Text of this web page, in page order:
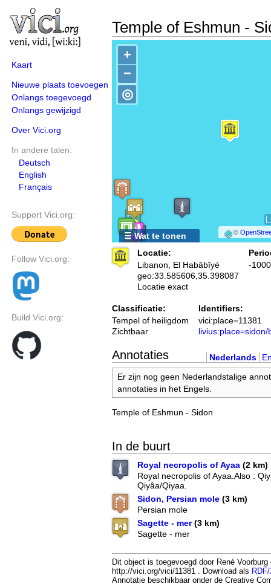
Kaart
Nieuwe plaats toevoegen
Onlangs toegevoegd
Onlangs gewijzigd
Over Vici.org
In andere talen:
Deutsch
English
Français
Support Vici.org:
Follow Vici.org:
Build Vici.org:
Temple of Eshmun -
+
−
©
◎
☰ Wat te tonen
Locatie:
Libanon, El Habâbîyé
geo:33.585606,35.398087
Locatie exact
-
Classificatie:
Tempel of heiligdom
Zichtbaar
Identifiers:
vici:place=11381
Annotaties Nederlands
Er zijn nog geen Nederlandstalige
annotaties in het Engels.
Temple of Eshmun - Sidon
In de buurt
Royal necropolis of Ayaa (2 km)
Royal necropolis of Ayaa.Also :
Qiyâa/Qiyaa.
Sidon, Persian mole (3 km)
Persian mole
Sagette - mer(3 km)
Sagette - mer
Dit object is toegevoegd door René
http://vici.org/vici/11381 . Download als
Annotatie beschikbaar onder de Creative